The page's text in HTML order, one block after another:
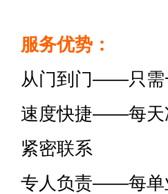
服务优势：
从门到门——只需
速度快捷——每天
紧密联系
专人负责——每单